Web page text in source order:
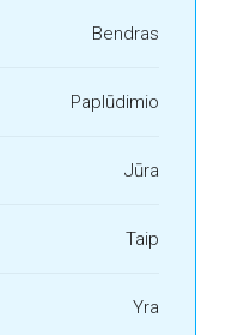
Bendras
Paplūdimio
Jūra
Taip
Yra